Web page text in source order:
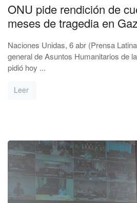
ONU pide rendición de
meses de tragedia en
Naciones Unidas, 6 abr (Prensa
general de Asuntos Humanitarios de
pidió hoy ...
Leer